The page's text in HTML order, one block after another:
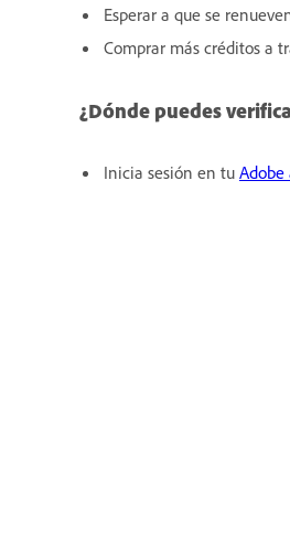
Esperar a que se
Comprar más créditos a
¿Dónde puedes
Inicia sesión en tu Adobe